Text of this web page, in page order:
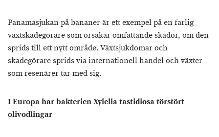
Panamasjukan på bananer är ett exempel på en farlig
växtskadegörare som orsakar omfattande skador, om den
sprids till ett nytt område. Växtsjukdomar och
skadegörare sprids via internationell handel och växter
som resenärer tar med sig.
I Europa har bakterien Xylella fastidiosa förstört
olivodlingar